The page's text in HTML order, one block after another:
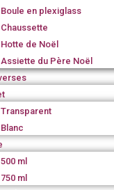
Boule en plexiglass
Chaussette
Hotte de Noël
Assiette du Père Noël
Transparent
Blanc
500 ml
750 ml